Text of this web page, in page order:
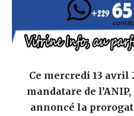
Ce mercredi 13 avril
mandatare de
annoncé la